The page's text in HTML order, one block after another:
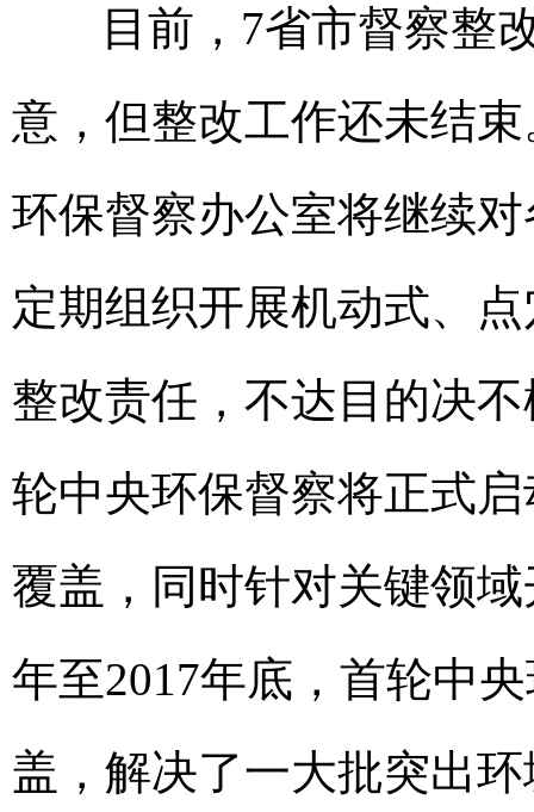
目前，7省市督察整
意，但整改工作还未结
环保督察办公室将继续
定期组织开展机动式、
整改责任，不达目的决
轮中央环保督察将正式
覆盖，同时针对关键领
年至2017年底，首轮中
盖，解决了一大批突出